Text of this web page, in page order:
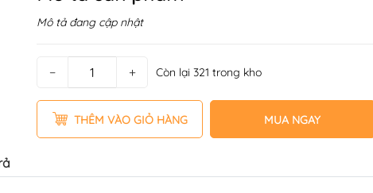
Mô tả đang cập nhật
− + Còn lại 321 trong kho
THÊM VÀO GIỎ HÀNG MUA NGAY